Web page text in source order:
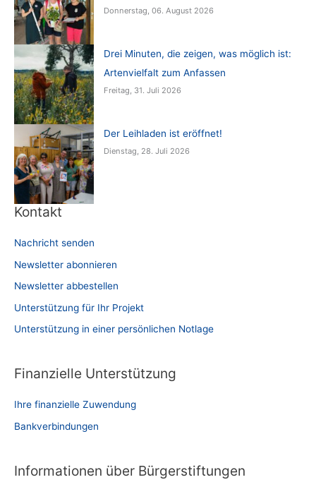
Donnerstag, 06. August 2026
Drei Minuten, die zeigen, was möglich ist:
Artenvielfalt zum Anfassen
Freitag, 31. Juli 2026
Der Leihladen ist eröffnet!
Dienstag, 28. Juli 2026
Kontakt
Nachricht senden
Newsletter abonnieren
Newsletter abbestellen
Unterstützung für Ihr Projekt
Unterstützung in einer persönlichen Notlage
Finanzielle Unterstützung
Ihre finanzielle Zuwendung
Bankverbindungen
Informationen über Bürgerstiftungen